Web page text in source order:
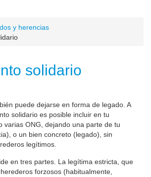
y herencias
solidario
puede dejarse en forma de legado. A
solidario es posible incluir en tu
varias ONG, dejando una parte de tu
o un bien concreto (legado), sin
legítimos.
en tres partes. La legítima estricta, que
forzosos (habitualmente,